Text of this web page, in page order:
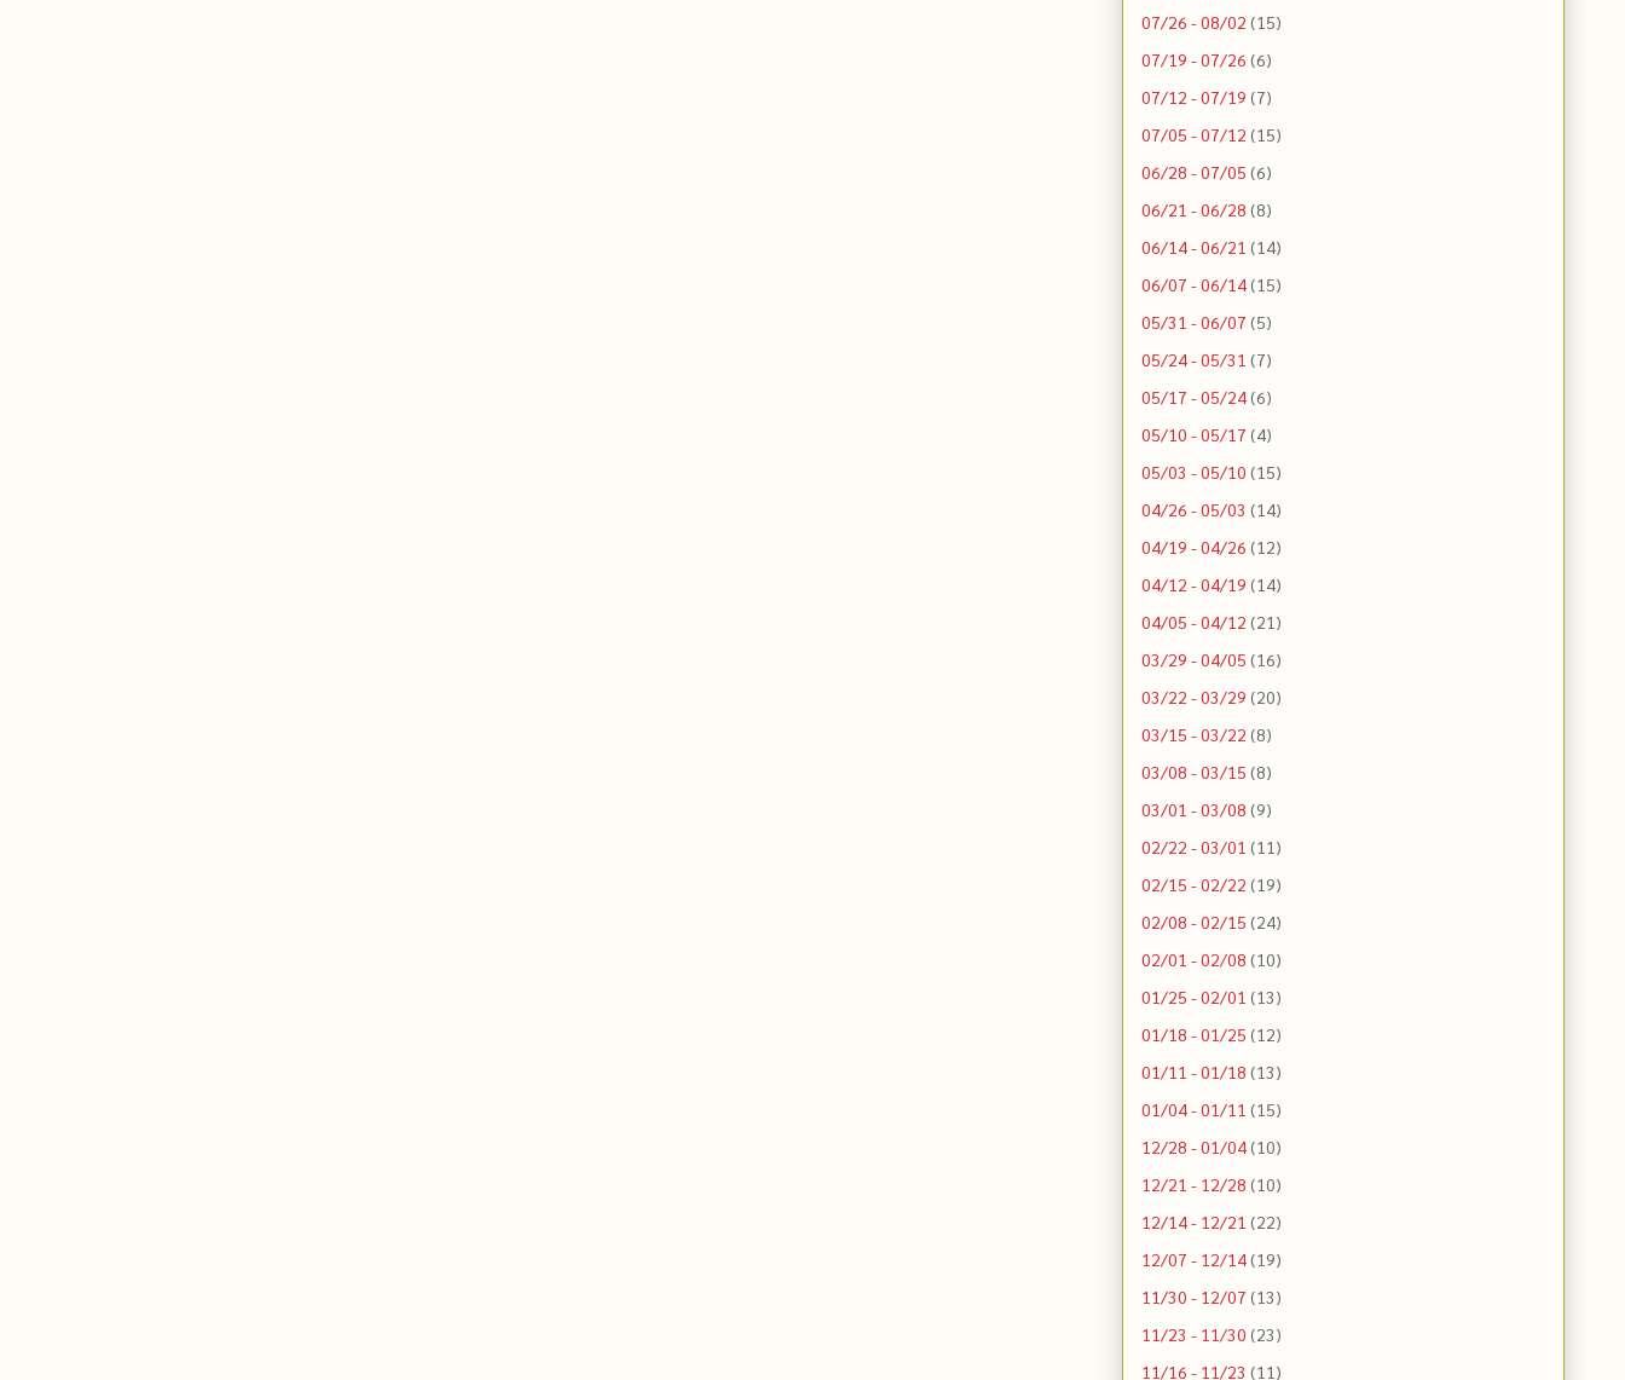
07/26 - 08/02 (15)
07/19 - 07/26 (6)
07/12 - 07/19 (7)
07/05 - 07/12 (15)
06/28 - 07/05 (6)
06/21 - 06/28 (8)
06/14 - 06/21 (14)
06/07 - 06/14(15)
05/31 - 06/07 (5)
05/24 - 05/31 (7)
05/17 - 05/24(6)
05/10 - 05/17 (4)
05/03 - 05/10 (15)
04/26 - 05/03 (14)
04/19 - 04/26 (12)
04/12 - 04/19 (14)
04/05 - 04/12 (21)
03/29 - 04/05 (16)
03/22 - 03/29 (20)
03/15 - 03/22 (8)
03/08 - 03/15 (8)
03/01 - 03/08 (9)
02/22 - 03/01 (11)
02/15 - 02/22 (19)
02/08 - 02/15 (24)
02/01 - 02/08 (10)
01/25 - 02/01 (13)
01/18 - 01/25 (12)
01/11 - 01/18 (13)
01/04 - 01/11 (15)
12/28 - 01/04(10)
12/21 - 12/28 (10)
12/14 - 12/21 (22)
12/07 - 12/14(19)
11/30 - 12/07 (13)
11/23 - 11/30 (23)
11/16 - 11/23 (11)